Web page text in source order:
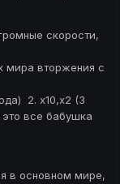
скорости,
мира вторжения с
2. х10,х2 (3
все бабушка
в основном мире,